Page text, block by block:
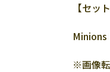
【セ
※画像